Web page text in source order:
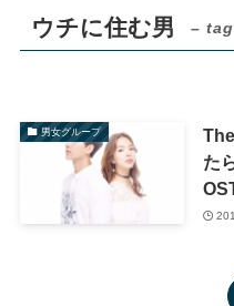
ウチに住む男 –
男女グループ
た